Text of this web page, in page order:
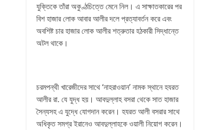
যুক্তিকে তাঁরা অকুণ্ঠচিত্তে মেনে নিল। এ সাক্ষাতকারের পর
বিশ হাজার লোক আবার আলীর দলে প্রত্যাবর্তন করে এবং
অবশিষ্ট চার হাজার লোক আলীর শত্রুতার হঠকারী সিদ্ধান্তে
অটল থাকে।
চরমপন্থী খারেজীদের সাথে ‘নাহরাওয়ান’ নামক স্থানে হযরত
আলীর রা. যে যুদ্ধ হয়। আবদুল্লাহ বসরা থেকে সাত হাজার
সৈন্যসহ এ যুদ্ধে যোগদান করেন। হযরত আলী বসরার সাথে
অধিকৃত সমগ্র ইরানেও আবদুল্লাহকে ওয়ালী নিয়োগ করেন।